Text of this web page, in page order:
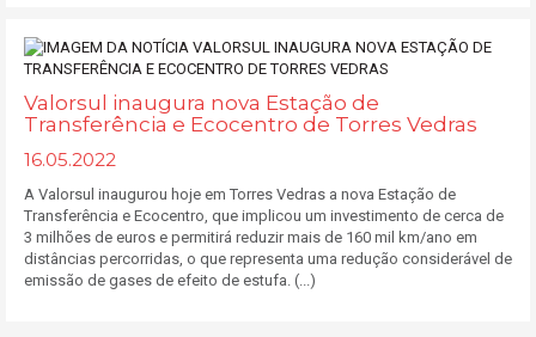
Valorsul inaugura nova Estação de
Transferência e Ecocentro de Torres Vedras
16.05.2022
A Valorsul inaugurou hoje em Torres Vedras a nova Estação de
Transferência e Ecocentro, que implicou um investimento de cerca de
3 milhões de euros e permitirá reduzir mais de 160 mil km/ano em
distâncias percorridas, o que representa uma redução considerável de
emissão de gases de efeito de estufa. (...)